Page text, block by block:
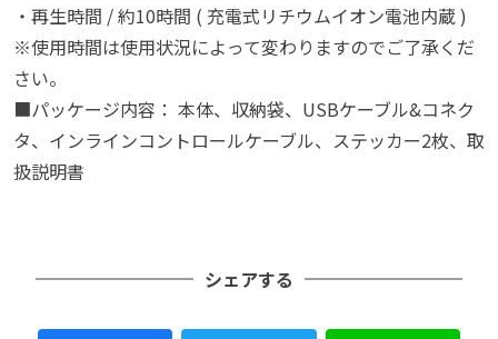
・再生時間 / 約10時間 ( 充電式リチウムイオン電池内蔵 )
※使用時間は使用状況によって変わりますのでご了承くだ
さい。
■パッケージ内容： 本体、収納袋、USBケーブル&コネク
タ、インラインコントロールケーブル、ステッカー2枚、取
扱説明書
シェアする